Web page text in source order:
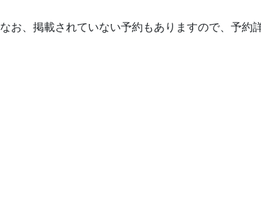
なお、掲載されていない予約もありますので、予約